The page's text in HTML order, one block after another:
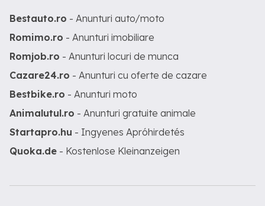
Bestauto.ro - Anunturi auto/moto
Romimo.ro - Anunturi imobiliare
Romjob.ro - Anunturi locuri de munca
Cazare24.ro - Anunturi cu oferte de cazare
Bestbike.ro - Anunturi moto
Animalutul.ro - Anunturi gratuite animale
Startapro.hu - Ingyenes Apróhirdetés
Quoka.de - Kostenlose Kleinanzeigen